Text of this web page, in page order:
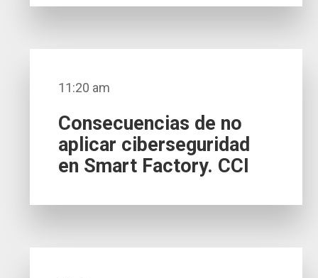
11:20 am
Consecuencias de no
aplicar ciberseguridad
en Smart Factory. CCI